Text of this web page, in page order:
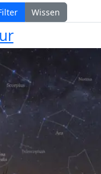
Wissen